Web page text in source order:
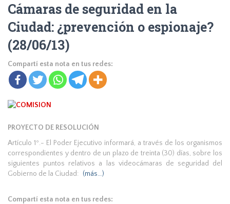
Cámaras de seguridad en la
Ciudad: ¿prevención o espionaje?
(28/06/13)
Compartí esta nota en tus redes:
PROYECTO DE RESOLUCIÓN
Artículo 1º.- El Poder Ejecutivo informará, a través de los organismos
correspondientes y dentro de un plazo de treinta (30) días, sobre los
siguientes puntos relativos a las videocámaras de seguridad del
Gobierno de la Ciudad:
(más…)
Compartí esta nota en tus redes: